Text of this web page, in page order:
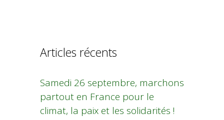
Articles récents
Samedi 26 septembre, marchons
partout en France pour le
climat, la paix et les solidarités !